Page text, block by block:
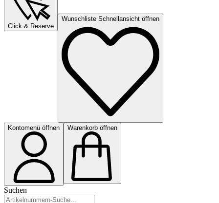
Click & Reserve
Wunschliste Schnellansicht öffnen
Kontomenü öffnen Warenkorb öffnen
Suchen